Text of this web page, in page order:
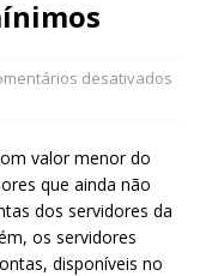
desativados
valor menor do
que ainda não
dos servidores da
os servidores
disponíveis no